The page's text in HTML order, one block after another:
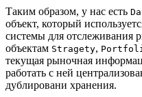
Таким образом, у нас есть
объект, который
системы для
объектам Stragety,
текущая рыночная
работать с ней
дублировани хранения.